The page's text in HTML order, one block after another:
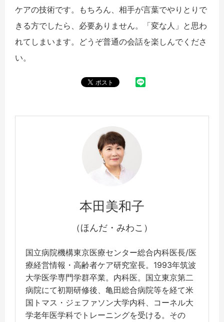
ケアの技術です。もちろん、相手が言葉でやりとりで
きる方でしたら、必要ありません。「変な人」と思わ
れてしまいます。どうぞ普通の会話を楽しんでくださ
い。
本田美和子
（ほんだ・みわこ）
国立病院機構東京医療センター総合内科医長/医
療経営情報・高齢者ケア研究室長。1993年筑波
大学医学専門学群卒業。内科医。国立東京第二
病院にて初期研修後、亀田総合病院等を経て米
国トマス・ジェファソン大学内科、コーネル大
学老年医学科でトレーニングを受ける。その